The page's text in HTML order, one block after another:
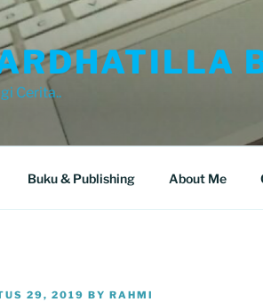
Cerita..
Buku & Publishing About Me
29, 2019 BY RAHMI